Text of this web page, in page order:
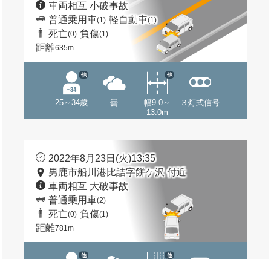
車両相互 小破事故
普通乗用車(1) 軽自動車(1)
死亡(0) 負傷(1)
距離635m
25～34歳
他
曇
幅9.0～
13.0m
他
３灯式信号
2022年8月23日(火)13:35
男鹿市船川港比詰字餅ケ沢 付近
車両相互 大破事故
普通乗用車(2)
死亡(0) 負傷(1)
距離781m
他 他